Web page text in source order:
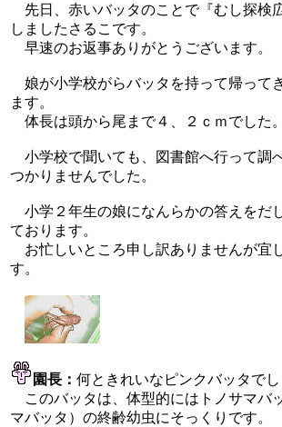
先日、赤いバッタのことで『むし探検
しましたさるこです。
早速のお返事ありがとうございます。
娘が小学校がらバッタを持って帰って
ます。
体長は頭から尾まで４、２ｃｍでした。
小学校で聞いても、図書館へ行って調
つかりませんでした。
小学２年生の娘になんらかの答えをだ
ております。
お忙しいところ申し訳ありませんが宜
す。
園長： 何ときれいなピンクバッタでし
このバッタは、体型的にはトノサマバ
マバッタ）の終齢幼虫にそっくりです。